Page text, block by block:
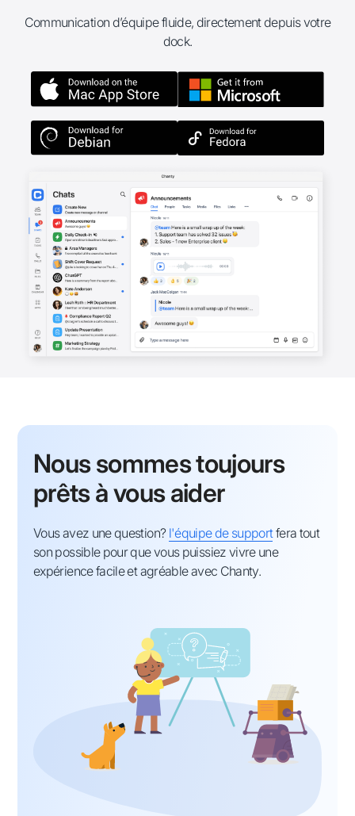
Communication d’équipe fluide, directement depuis votre
dock.
Nous sommes toujours
prêts à vous aider
Vous avez une question? l'équipe de supportfera tout
son possible pour que vous puissiez vivre une
expérience facile et agréable avec Chanty.